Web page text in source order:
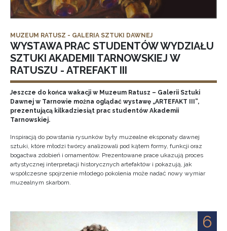
MUZEUM RATUSZ - GALERIA SZTUKI DAWNEJ
WYSTAWA PRAC STUDENTÓW WYDZIAŁU
SZTUKI AKADEMII TARNOWSKIEJ W
RATUSZU - ATREFAKT III
Jeszcze do końca wakacji w Muzeum Ratusz – Galerii Sztuki
Dawnej w Tarnowie można oglądać wystawę „ARTEFAKT III”,
prezentującą kilkadziesiąt prac studentów Akademii
Tarnowskiej.
Inspiracją do powstania rysunków były muzealne eksponaty dawnej
sztuki, które młodzi twórcy analizowali pod kątem formy, funkcji oraz
bogactwa zdobień i ornamentów. Prezentowane prace ukazują proces
artystycznej interpretacji historycznych artefaktów i pokazują, jak
współczesne spojrzenie młodego pokolenia może nadać nowy wymiar
muzealnym skarbom.
6